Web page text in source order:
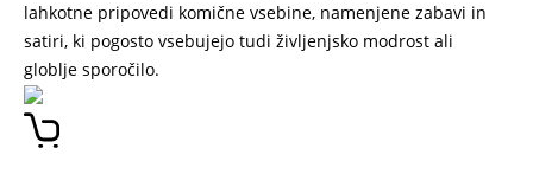
lahkotne pripovedi komične vsebine, namenjene zabavi in
satiri, ki pogosto vsebujejo tudi življenjsko modrost ali
globlje sporočilo.